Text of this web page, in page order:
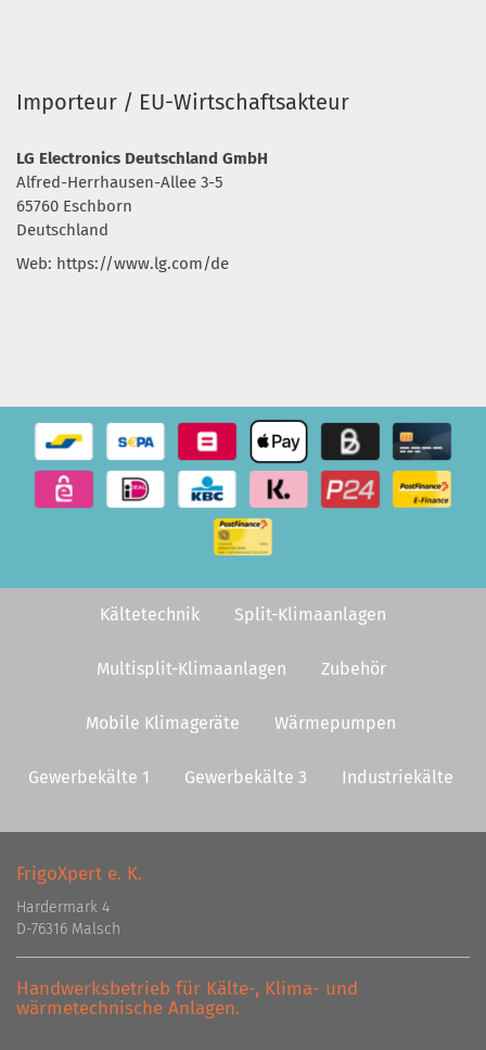
Importeur / EU-Wirtschaftsakteur
LG Electronics Deutschland GmbH
Alfred-Herrhausen-Allee 3-5
65760 Eschborn
Deutschland
Web: https://www.lg.com/de
Kältetechnik Split-Klimaanlagen
Multisplit-Klimaanlagen Zubehör
Mobile Klimageräte Wärmepumpen
Gewerbekälte 1 Gewerbekälte 3 Industriekälte
FrigoXpert e. K.
Hardermark 4
D-76316 Malsch
Handwerksbetrieb für Kälte-, Klima- und
wärmetechnische Anlagen.